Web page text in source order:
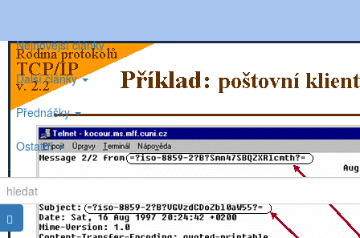
Nejnovější články
Další články
Přednášky
Ostatní